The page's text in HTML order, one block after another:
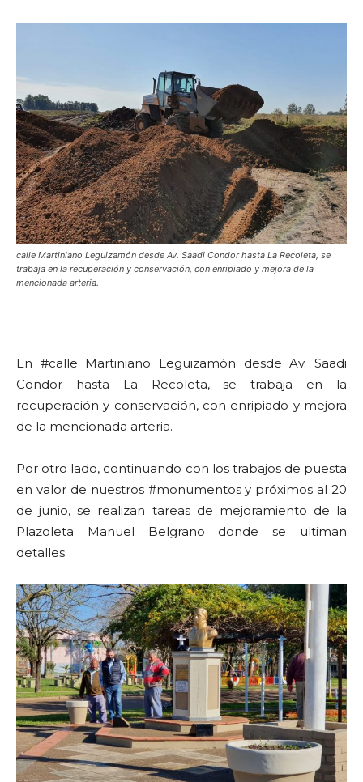
calle Martiniano Leguizamón desde Av. Saadi Condor hasta La Recoleta, se
trabaja en la recuperación y conservación, con enripiado y mejora de la
mencionada arteria.
En #calle Martiniano Leguizamón desde Av. Saadi
Condor hasta La Recoleta, se trabaja en la
recuperación y conservación, con enripiado y mejora
de la mencionada arteria.
Por otro lado, continuando con los trabajos de puesta
en valor de nuestros #monumentos y próximos al 20
de junio, se realizan tareas de mejoramiento de la
Plazoleta Manuel Belgrano donde se ultiman
detalles.